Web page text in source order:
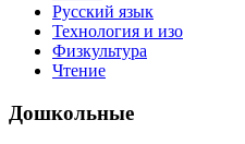
Русский язык
Технология и изо
Физкультура
Чтение
Дошкольные